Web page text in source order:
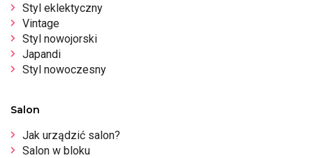
Styl eklektyczny
Vintage
Styl nowojorski
Japandi
Styl nowoczesny
Salon
Jak urządzić salon?
Salon w bloku